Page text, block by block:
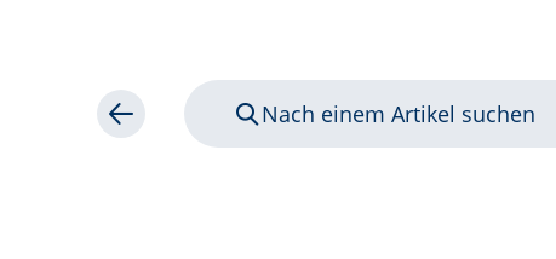
Zurück Nach einem Artikel suchen